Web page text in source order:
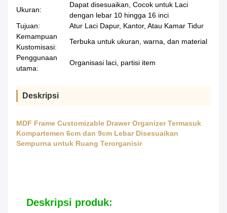
Ukuran:
Dapat disesuaikan, Cocok untuk Laci
dengan lebar 10 hingga 16 inci
Tujuan:
Atur Laci Dapur, Kantor, Atau Kamar Tidur
Kemampuan
Kustomisasi:
Terbuka untuk ukuran, warna, dan material
Penggunaan
utama:
Organisasi laci, partisi item
Deskripsi
MDF Frame Customizable Drawer Organizer Termasuk
Kompartemen 6cm dan 9cm Lebar Disesuaikan
Sempurna untuk Ruang Terorganisir
Deskripsi produk: